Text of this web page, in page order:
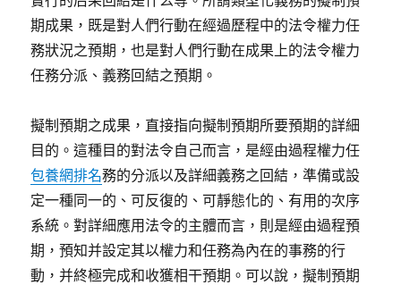
期成果，既是對人們行動在經過歷程中的法令權力任
務狀況之預期，也是對人們行動在成果上的法令權力
任務分派、義務回結之預期。
擬制預期之成果，直接指向擬制預期所要預期的詳細
目的。這種目的對法令自己而言，是經由過程權力任
包養網排名務的分派以及詳細義務之回結，準備或設
定一種同一的、可反復的、可靜態化的、有用的次序
系統。對詳細應用法令的主體而言，則是經由過程預
期，預知并設定其以權力和任務為內在的事務的行
動，并終極完成和收獲相干預期。可以說，擬制預期